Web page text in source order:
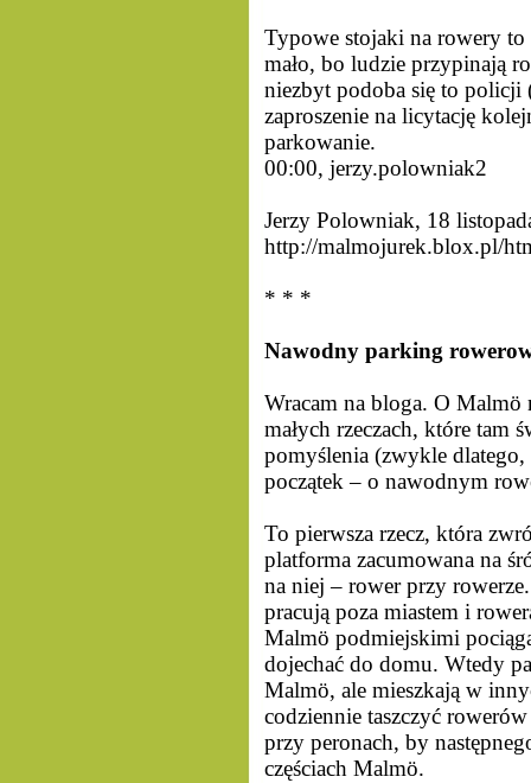
Typowe stojaki na rowery to
mało, bo ludzie przypinają
niezbyt podoba się to policji
zaproszenie na licytację
parkowanie.
00:00, jerzy.polowniak2
Jerzy Polowniak, 18
http://malmojurek.blox.pl/
* * *
Nawodny parking
Wracam na bloga. O Malmö
małych rzeczach, które tam
pomyślenia (zwykle
początek – o nawodnym
To pierwsza rzecz, która
platforma zacumowana na
na niej – rower przy
pracują poza miastem i
Malmö podmiejskimi
dojechać do domu. Wtedy
Malmö, ale mieszkają w
codziennie taszczyć
przy peronach, by
częściach Malmö.